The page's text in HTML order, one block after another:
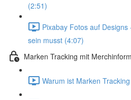
(2:51)
Pixabay Fotos auf
sein musst (4:07)
Marken Tracking mit
Warum ist Marken